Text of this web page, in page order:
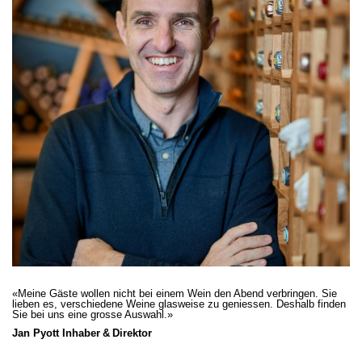
«Meine Gäste wollen nicht bei einem Wein den Abend verbringen. Sie
lieben es, verschiedene Weine glasweise zu geniessen. Deshalb finden
Sie bei uns eine grosse Auswahl.»
Jan Pyott Inhaber & Direktor